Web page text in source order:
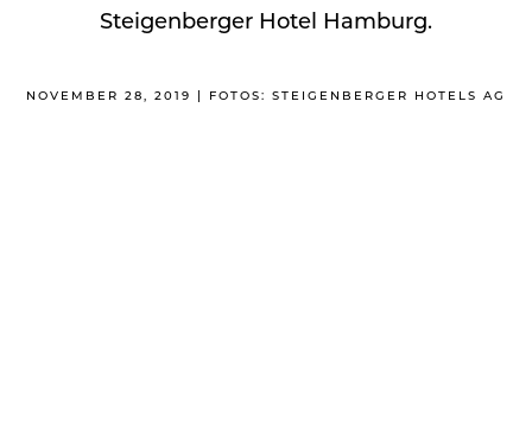
Steigenberger Hotel Hamburg.
NOVEMBER 28, 2019 | FOTOS: STEIGENBERGER HOTELS AG